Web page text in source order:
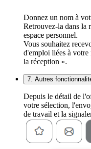
Donnez un nom à
Retrouvez-la dans la
espace personnel.
Vous souhaitez
d'emploi liées à
la réception ».
7. Autres
Depuis le détail de
votre sélection,
de travail et la